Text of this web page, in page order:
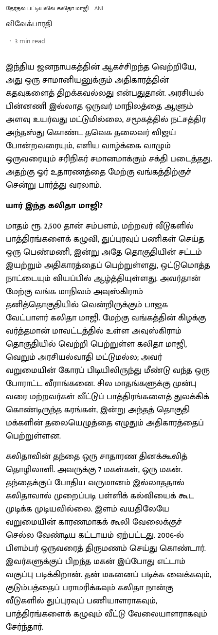
தேர்தல் பட்டியலில் கலிதா மாஜி ANI
விவேக்பாரதி
3 min read
இந்திய ஜனநாயகத்தின் ஆகச்சிறந்த வெற்றியே,
அது ஒரு சாமானியனுக்கும் அதிகாரத்தின்
கதவுகளைத் திறக்கவல்லது என்பதுதான். அரசியல்
பின்னணி இல்லாத ஒருவர் மாநிலத்தை ஆளும்
அளவு உயர்வது மட்டுமில்லை, சமூகத்தில் நட்சத்திர
அந்தஸ்து கொண்ட தவெக தலைவர் விஜய்
போன்றவரையும், எளிய வாழ்க்கை வாழும்
ஒருவரையும் சரிநிகர் சமானமாக்கும் சக்தி படைத்தது.
அதற்கு ஓர் உதாரணத்தை மேற்கு வங்கத்திற்குச்
சென்று பார்த்து வரலாம்.
யார் இந்த கலிதா மாஜி?
மாதம் ரூ. 2,500 தான் சம்பளம், மற்றவர் வீடுகளில்
பாத்திரங்களைக் கழுவி, துப்புரவுப் பணிகள் செய்த
ஒரு பெண்மணி, இன்று அதே தொகுதியின் சட்டம்
இயற்றும் அதிகாரத்தைப் பெற்றுள்ளது, ஒட்டுமொத்த
நாட்டையும் வியப்பில் ஆழ்த்தியுள்ளது. அவர்தான்
மேற்கு வங்க மாநிலம் அவுஸ்கிராம்
தனித்தொகுதியில் வென்றிருக்கும் பாஜக
வேட்பாளர் கலிதா மாஜி. மேற்கு வங்கத்தின் கிழக்கு
வர்த்தமான் மாவட்டத்தில் உள்ள அவுஸ்கிராம்
தொகுதியில் வெற்றி பெற்றுள்ள கலிதா மாஜி,
வெறும் அரசியல்வாதி மட்டுமல்ல; அவர்
வறுமையின் கோரப் பிடியிலிருந்து மீண்டு வந்த ஒரு
போராட்ட வீராங்கனை. சில மாதங்களுக்கு முன்பு
வரை மற்றவர்கள் வீட்டுப் பாத்திரங்களைத் துலக்கிக்
கொண்டிருந்த கரங்கள், இன்று அந்தத் தொகுதி
மக்களின் தலையெழுத்தை எழுதும் அதிகாரத்தைப்
பெற்றுள்ளன.
கலிதாவின் தந்தை ஒரு சாதாரண தினக்கூலித்
தொழிலாளி. அவருக்கு 7 மகள்கள், ஒரு மகன்.
தந்தைக்குப் போதிய வருமானம் இல்லாததால்
கலிதாவால் முறைப்படி பள்ளிக் கல்வியைக் கூட
முடிக்க முடியவில்லை. இளம் வயதிலேயே
வறுமையின் காரணமாகக் கூலி வேலைக்குச்
செல்ல வேண்டிய கட்டாயம் ஏற்பட்டது. 2006-ல்
பிளம்பர் ஒருவரைத் திருமணம் செய்து கொண்டார்.
இவர்களுக்குப் பிறந்த மகன் இப்போது எட்டாம்
வகுப்பு படிக்கிறான். தன் மகனைப் படிக்க வைக்கவும்,
குடும்பத்தைப் பராமரிக்கவும் கலிதா நான்கு
வீடுகளில் துப்புரவுப் பணியாளராகவும்,
பாத்திரங்களைக் கழுவும் வீட்டு வேலையாளராகவும்
சேர்ந்தார்.